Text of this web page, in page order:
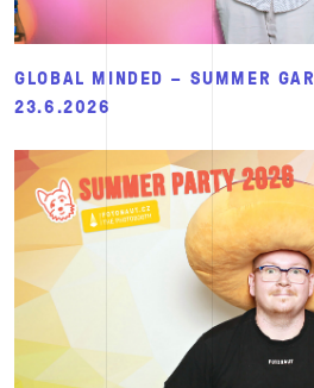
GLOBAL MINDED – SUMMER
23.6.2026